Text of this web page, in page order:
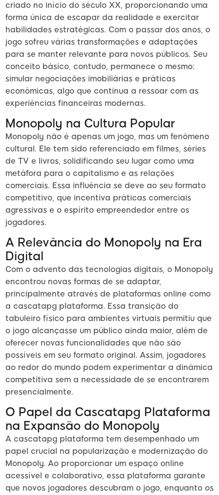
criado no início do século XX, proporcionando uma
forma única de escapar da realidade e exercitar
habilidades estratégicas. Com o passar dos anos, o
jogo sofreu várias transformações e adaptações
para se manter relevante para novos públicos. Seu
conceito básico, contudo, permanece o mesmo:
simular negociações imobiliárias e práticas
econômicas, algo que continua a ressoar com as
experiências financeiras modernas.
Monopoly na Cultura Popular
Monopoly não é apenas um jogo, mas um fenômeno
cultural. Ele tem sido referenciado em filmes, séries
de TV e livros, solidificando seu lugar como uma
metáfora para o capitalismo e as relações
comerciais. Essa influência se deve ao seu formato
competitivo, que incentiva práticas comerciais
agressivas e o espírito empreendedor entre os
jogadores.
A Relevância do Monopoly na Era
Digital
Com o advento das tecnologias digitais, o Monopoly
encontrou novas formas de se adaptar,
principalmente através de plataformas online como
a cascatapg plataforma. Essa transição do
tabuleiro físico para ambientes virtuais permitiu que
o jogo alcançasse um público ainda maior, além de
oferecer novas funcionalidades que não são
possíveis em seu formato original. Assim, jogadores
ao redor do mundo podem experimentar a dinâmica
competitiva sem a necessidade de se encontrarem
presencialmente.
O Papel da Cascatapg Plataforma
na Expansão do Monopoly
A cascatapg plataforma tem desempenhado um
papel crucial na popularização e modernização do
Monopoly. Ao proporcionar um espaço online
acessível e colaborativo, essa plataforma garante
que novos jogadores descubram o jogo, enquanto os